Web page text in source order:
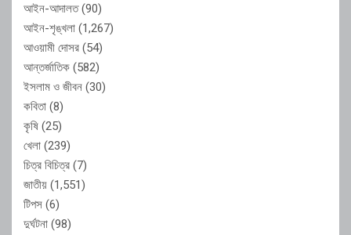
আইন-আদালত(90)
আইন-শৃঙ্খলা (1,267)
আওয়ামী দোসর (54)
আন্তর্জাতিক (582)
ইসলাম ও জীবন (30)
কবিতা (8)
কৃষি (25)
খেলা (239)
চিত্র বিচিত্র (7)
জাতীয় (1,551)
টিপস (6)
দুর্ঘটনা (98)